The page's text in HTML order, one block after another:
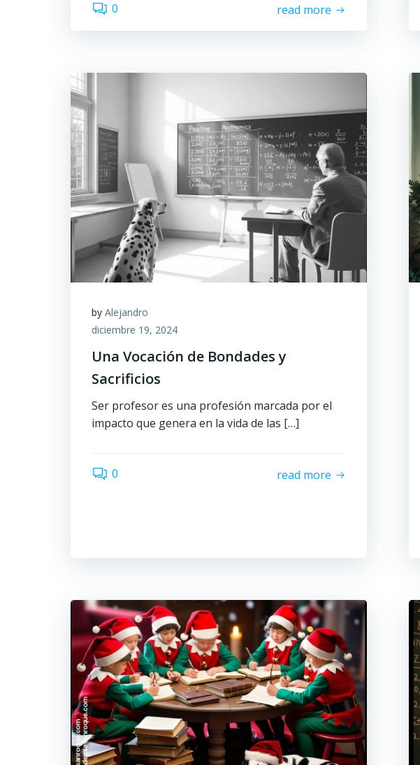
0 read more
by Alejandro
diciembre 19, 2024
Una Vocación de Bondades y
Sacrificios
Ser profesor es una profesión marcada por el
impacto que genera en la vida de las […]
0 read more